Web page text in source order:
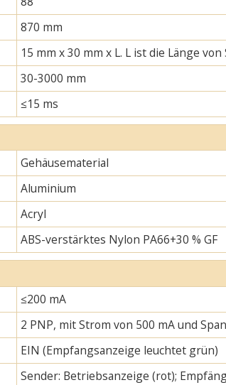
870 mm
15 mm x 30 mm x L. L ist die Länge
30-3000 mm
≤15 ms
Gehäusematerial
Aluminium
Acryl
ABS-verstärktes Nylon PA66+30 % GF
≤200 mA
2 PNP, mit Strom von 500 mA und
EIN (Empfangsanzeige leuchtet grün)
Sender: Betriebsanzeige (rot);